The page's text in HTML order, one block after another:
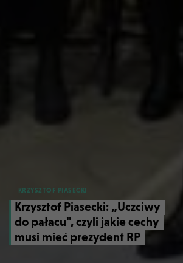
KRZYSZTOF PIASECKI
Krzysztof Piasecki: „Uczciwy
do pałacu", czyli jakie cechy
musi mieć prezydent RP